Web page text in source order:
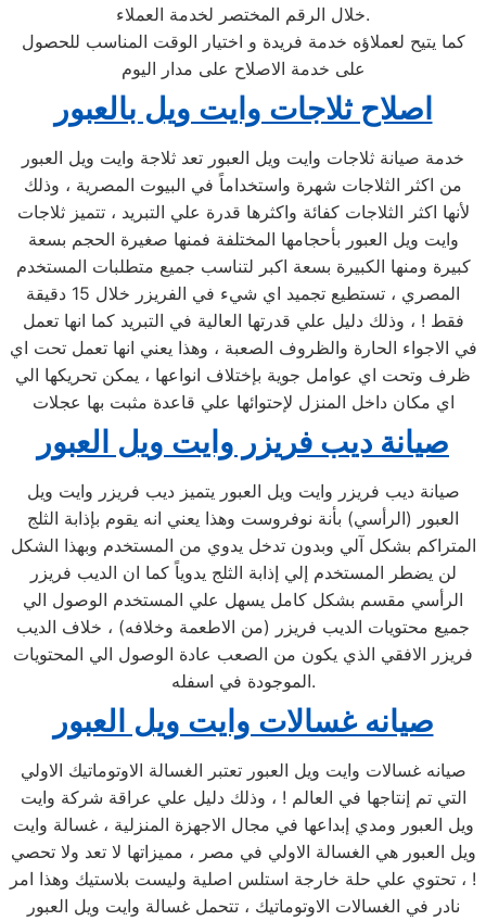
خلال الرقم المختصر لخدمة العملاء.
كما يتيح لعملاؤه خدمة فريدة و اختيار الوقت المناسب للحصول
على خدمة الاصلاح على مدار اليوم
اصلاح ثلاجات وايت ويل بالعبور
خدمة صيانة ثلاجات وايت ويل العبور تعد ثلاجة وايت ويل العبور
من اكثر الثلاجات شهرة واستخداماً في البيوت المصرية ، وذلك
لأنها اكثر الثلاجات كفائة واكثرها قدرة علي التبريد ، تتميز ثلاجات
وايت ويل العبور بأحجامها المختلفة فمنها صغيرة الحجم بسعة
كبيرة ومنها الكبيرة بسعة اكبر لتناسب جميع متطلبات المستخدم
المصري ، تستطيع تجميد اي شيء في الفريزر خلال 15 دقيقة
فقط ! ، وذلك دليل علي قدرتها العالية في التبريد كما انها تعمل
في الاجواء الحارة والظروف الصعبة ، وهذا يعني انها تعمل تحت اي
ظرف وتحت اي عوامل جوية بإختلاف انواعها ، يمكن تحريكها الي
اي مكان داخل المنزل لإحتوائها علي قاعدة مثبت بها عجلات
صيانة ديب فريزر وايت ويل العبور
صيانة ديب فريزر وايت ويل العبور يتميز ديب فريزر وايت ويل
العبور (الرأسي) بأنة نوفروست وهذا يعني انه يقوم بإذابة الثلج
المتراكم بشكل آلي وبدون تدخل يدوي من المستخدم وبهذا الشكل
لن يضطر المستخدم إلي إذابة الثلج يدوياً كما ان الديب فريزر
الرأسي مقسم بشكل كامل يسهل علي المستخدم الوصول الي
جميع محتويات الديب فريزر (من الاطعمة وخلافه) ، خلاف الديب
فريزر الافقي الذي يكون من الصعب عادة الوصول الي المحتويات
الموجودة في اسفله.
صيانه غسالات وايت ويل العبور
صيانه غسالات وايت ويل العبور تعتبر الغسالة الاوتوماتيك الاولي
التي تم إنتاجها في العالم ! ، وذلك دليل علي عراقة شركة وايت
ويل العبور ومدي إبداعها في مجال الاجهزة المنزلية ، غسالة وايت
ويل العبور هي الغسالة الاولي في مصر ، مميزاتها لا تعد ولا تحصي
! ، تحتوي علي حلة خارجة استلس اصلية وليست بلاستيك وهذا امر
نادر في الغسالات الاوتوماتيك ، تتحمل غسالة وايت ويل العبور